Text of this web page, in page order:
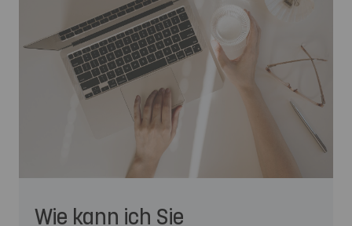
Wie kann ich Sie